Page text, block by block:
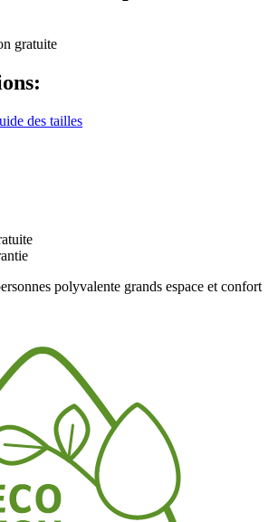
gratuite
des tailles
polyvalente grands espace et confort